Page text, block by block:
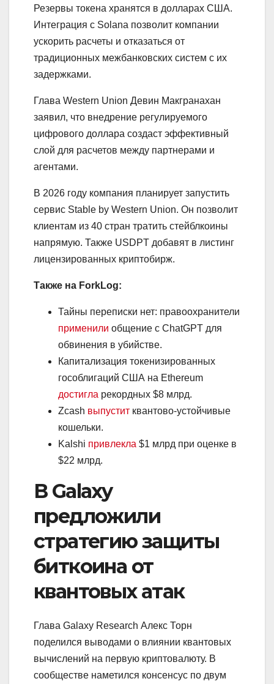
Резервы токена хранятся в долларах США.
Интеграция с Solana позволит компании
ускорить расчеты и отказаться от
традиционных межбанковских систем с их
задержками.
Глава Western Union Девин Макгранахан
заявил, что внедрение регулируемого
цифрового доллара создаст эффективный
слой для расчетов между партнерами и
агентами.
В 2026 году компания планирует запустить
сервис Stable by Western Union. Он позволит
клиентам из 40 стран тратить стейблкоины
напрямую. Также USDPT добавят в листинг
лицензированных криптобирж.
Также на ForkLog:
Тайны переписки нет: правоохранители
применили общение с ChatGPT для
обвинения в убийстве.
Капитализация токенизированных
гособлигаций США на Ethereum
достигла рекордных $8 млрд.
Zcash выпустит квантово-устойчивые
кошельки.
Kalshi привлекла $1 млрд при оценке в
$22 млрд.
В Galaxy
предложили
стратегию защиты
биткоина от
квантовых атак
Глава Galaxy Research Алекс Торн
поделился выводами о влиянии квантовых
вычислений на первую криптовалюту. В
сообществе наметился консенсус по двум